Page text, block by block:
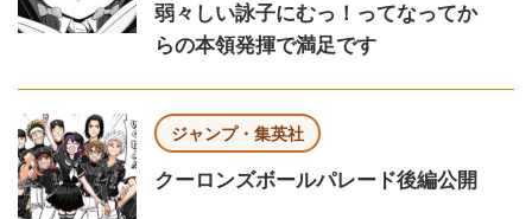
弱々しい詠子にむっ！ってなってか
らの本領発揮で満足です
ジャンプ・集英社
クーロンズボールパレード後編公開